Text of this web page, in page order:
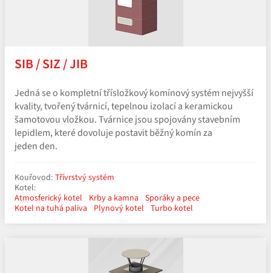
SIB / SIZ / JIB
Jedná se o kompletní třísložkový komínový systém nejvyšší
kvality, tvořený tvárnicí, tepelnou izolací a keramickou
šamotovou vložkou. Tvárnice jsou spojovány stavebním
lepidlem, které dovoluje postavit běžný komín za
jeden den.
Kouřovod: Třívrstvý systém
Kotel:
Atmosferický kotel
Krby a kamna Sporáky a pece
Kotel na tuhá paliva
Plynový kotel Turbo kotel